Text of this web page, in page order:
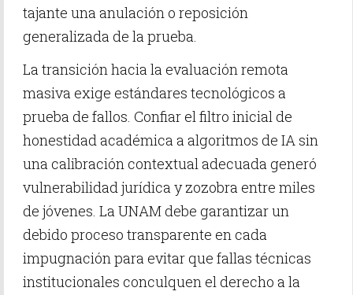
tajante una anulación o reposición
generalizada de la prueba.
La transición hacia la evaluación remota
masiva exige estándares tecnológicos a
prueba de fallos. Confiar el filtro inicial de
honestidad académica a algoritmos de IA sin
una calibración contextual adecuada generó
vulnerabilidad jurídica y zozobra entre miles
de jóvenes. La UNAM debe garantizar un
debido proceso transparente en cada
impugnación para evitar que fallas técnicas
institucionales conculquen el derecho a la